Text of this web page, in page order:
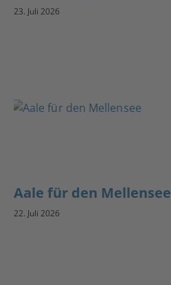
23. Juli 2026
Aale für den Mellensee
22. Juli 2026